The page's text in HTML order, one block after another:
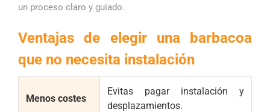
un proceso claro y guiado.
Ventajas de elegir una barbacoa
que no necesita instalación
Menos costes
Evitas pagar instalación y
desplazamientos.